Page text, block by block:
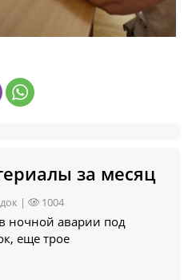
за месяц
| 1004
ночной аварии под
еще трое